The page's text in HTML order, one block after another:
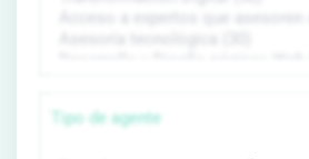
Tipo de agente